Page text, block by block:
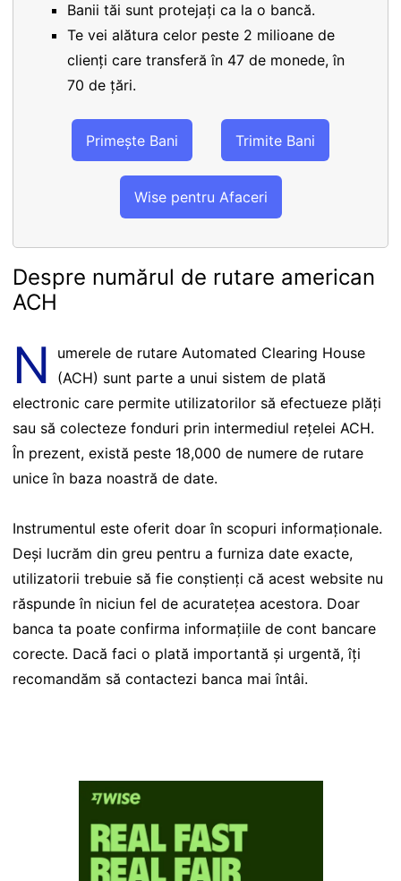
Banii tăi sunt protejați ca la o bancă.
Te vei alătura celor peste 2 milioane de
clienți care transferă în 47 de monede, în
70 de țări.
Primește Bani Trimite Bani
Wise pentru Afaceri
Despre numărul de rutare american
ACH
N
umerele de rutare Automated Clearing House
(ACH) sunt parte a unui sistem de plată
electronic care permite utilizatorilor să efectueze plăți
sau să colecteze fonduri prin intermediul rețelei ACH.
În prezent, există peste 18,000 de numere de rutare
unice în baza noastră de date.
Instrumentul este oferit doar în scopuri informaționale.
Deși lucrăm din greu pentru a furniza date exacte,
utilizatorii trebuie să fie conștienți că acest website nu
răspunde în niciun fel de acuratețea acestora. Doar
banca ta poate confirma informațiile de cont bancare
corecte. Dacă faci o plată importantă și urgentă, îți
recomandăm să contactezi banca mai întâi.